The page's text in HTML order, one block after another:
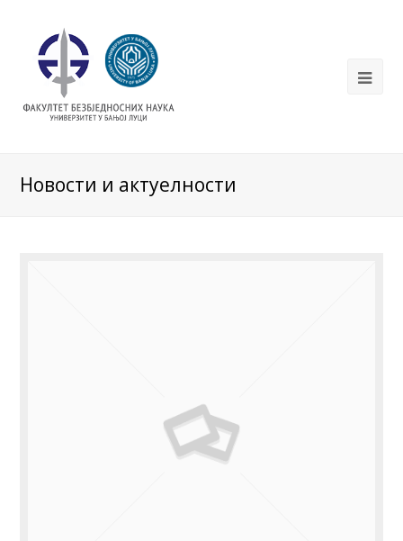
Новости и актуелности